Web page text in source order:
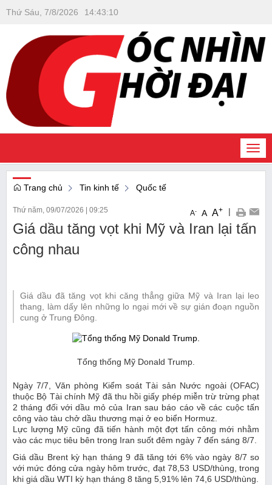
Thứ Sáu, 7/8/2026 14:43:11
Trang chủ Tin kinh tế Quốc tế
Thứ năm, 09/07/2026 09:25 A- A A+ |
Giá dầu tăng vọt khi Mỹ và Iran lại tấn
công nhau
Giá dầu đã tăng vọt khi căng thẳng giữa Mỹ và Iran lại leo
thang, làm dấy lên những lo ngại mới về sự gián đoạn nguồn
cung ở Trung Đông.
Tổng thống Mỹ Donald Trump.
Ngày 7/7, Văn phòng Kiểm soát Tài sản Nước ngoài (OFAC)
thuộc Bộ Tài chính Mỹ đã thu hồi giấy phép miễn trừ trừng phạt
2 tháng đối với dầu mỏ của Iran sau báo cáo về các cuộc tấn
công vào tàu chở dầu thương mại ở eo biển Hormuz.
Lực lượng Mỹ cũng đã tiến hành một đợt tấn công mới nhằm
vào các mục tiêu bên trong Iran suốt đêm ngày 7 đến sáng 8/7.
Giá dầu Brent kỳ hạn tháng 9 đã tăng tới 6% vào ngày 8/7 so
với mức đóng cửa ngày hôm trước, đạt 78,53 USD/thùng, trong
khi giá dầu WTI kỳ hạn tháng 8 tăng 5,91% lên 74,6 USD/thùng.